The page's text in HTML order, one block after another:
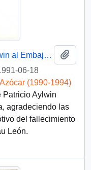
[Carta del Presidente Patricio Aylwin al Embajador de Alemania]
06-18
(1990-1994)
Patricio Aylwin
agradeciendo las
del fallecimiento
León.